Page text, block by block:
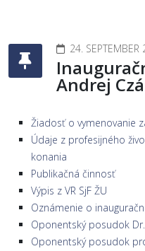
24. SEPTEMBER
Andrej
Žiadosť o vymenovanie
Údaje z profesijného
konania
Publikačná činnosť
Výpis z VR SjF ŽU
Oznámenie o
Oponentský posudok
Oponentský posudok